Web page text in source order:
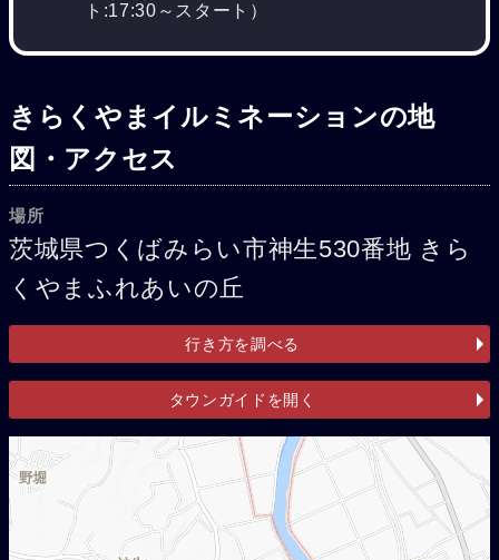
ト:17:30～スタート）
きらくやまイルミネーションの地
図・アクセス
場所
茨城県つくばみらい市神生530番地 きら
くやまふれあいの丘
行き方を調べる
タウンガイドを開く